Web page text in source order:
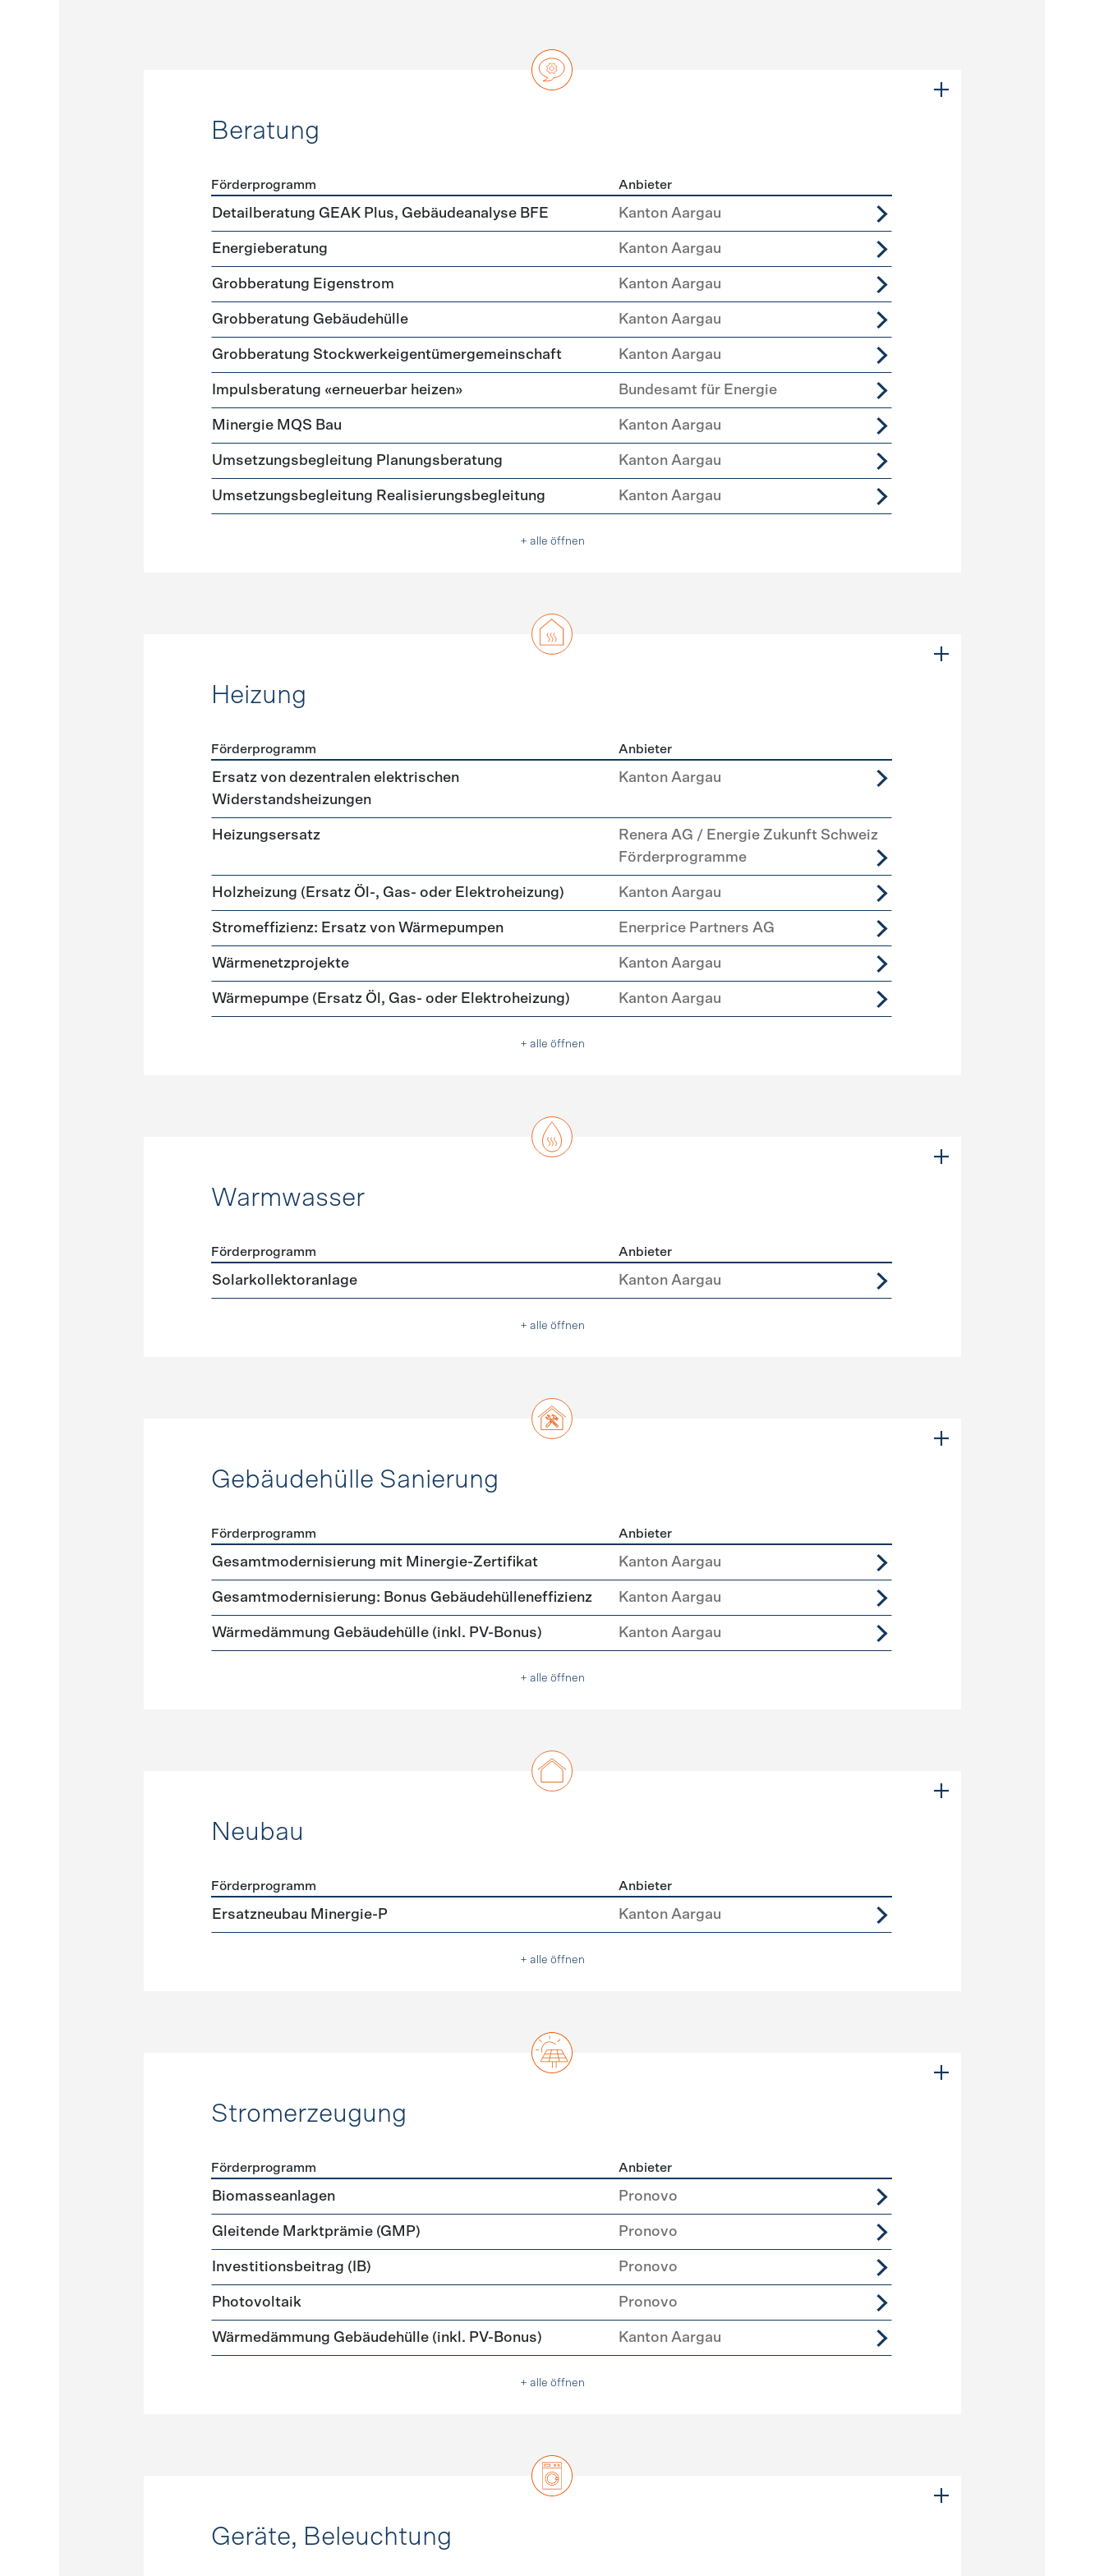
Beratung
Förderprogramme Beratung
Förderprogramm Anbieter
Detailberatung GEAK Plus, Gebäudeanalyse BFE Kanton Aargau
Energieberatung Kanton Aargau
Grobberatung Eigenstrom Kanton Aargau
Grobberatung Gebäudehülle Kanton Aargau
Grobberatung Stockwerkeigentümergemeinschaft Kanton Aargau
Impulsberatung «erneuerbar heizen» Bundesamt für Energie
Minergie MQS Bau Kanton Aargau
Umsetzungsbegleitung Planungsberatung Kanton Aargau
Umsetzungsbegleitung Realisierungsbegleitung Kanton Aargau
+ alle öffnen
Heizung
Förderprogramme Heizung
Förderprogramm Anbieter
Ersatz von dezentralen elektrischen
Widerstandsheizungen
Kanton Aargau
Heizungsersatz
Renera AG / Energie Zukunft Schweiz
Förderprogramme
Holzheizung (Ersatz Öl-, Gas- oder Elektroheizung) Kanton Aargau
Stromeffizienz: Ersatz von Wärmepumpen Enerprice Partners AG
Wärmenetzprojekte Kanton Aargau
Wärmepumpe (Ersatz Öl, Gas- oder Elektroheizung) Kanton Aargau
+ alle öffnen
Warmwasser
Förderprogramme Warmwasser
Förderprogramm Anbieter
Solarkollektoranlage Kanton Aargau
+ alle öffnen
Gebäudehülle Sanierung
Förderprogramme Gebäudehülle Sanierung
Förderprogramm Anbieter
Gesamtmodernisierung mit Minergie-Zertifikat Kanton Aargau
Gesamtmodernisierung: Bonus Gebäudehülleneffizienz Kanton Aargau
Wärmedämmung Gebäudehülle (inkl. PV-Bonus) Kanton Aargau
+ alle öffnen
Neubau
Förderprogramme Neubau
Förderprogramm Anbieter
Ersatzneubau Minergie-P Kanton Aargau
+ alle öffnen
Stromerzeugung
Förderprogramme
Förderprogramm Anbieter
Biomasseanlagen Pronovo
Gleitende Marktprämie (GMP) Pronovo
Investitionsbeitrag (IB) Pronovo
Photovoltaik Pronovo
Wärmedämmung Gebäudehülle (inkl. PV-Bonus) Kanton Aargau
+ alle öffnen
Geräte, Beleuchtung